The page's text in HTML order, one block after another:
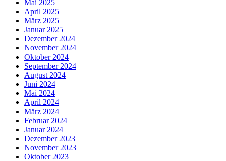
Mai 2025
April 2025
März 2025
Januar 2025
Dezember 2024
November 2024
Oktober 2024
September 2024
August 2024
Juni 2024
Mai 2024
April 2024
März 2024
Februar 2024
Januar 2024
Dezember 2023
November 2023
Oktober 2023